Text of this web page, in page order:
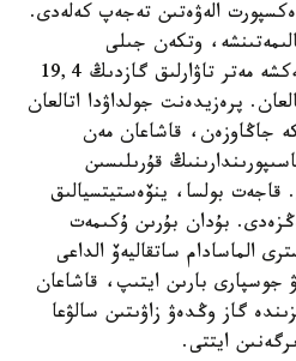
الەۋەتىن تەجەپ كەلەدى.
وتكەن جىلى
وندىرىلگەن 29,8 ميلليارد تەكشە مەتر تاۋارلىق گازدىڭ 19,4
پرەزيدەنت جولداۋدا اتالعان
جاڭاوزەن، قاشاعان مەن
قۇرىلىسىن
قاجەت بولسا، ينۆەستيتسيالىق
بۇدان بۇرىن ۇكىمەت
الماسادام ساتقاليەۆ الداعى
جوسپارى بارىن ايتىپ، قاشاعان
گاز وڭدەۋ زاۋىتىن سالۋعا
ايتتى.